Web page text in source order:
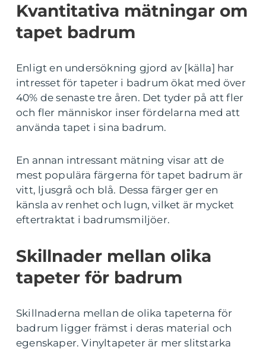
Kvantitativa mätningar om
tapet badrum
Enligt en undersökning gjord av [källa] har
intresset för tapeter i badrum ökat med över
40% de senaste tre åren. Det tyder på att fler
och fler människor inser fördelarna med att
använda tapet i sina badrum.
En annan intressant mätning visar att de
mest populära färgerna för tapet badrum är
vitt, ljusgrå och blå. Dessa färger ger en
känsla av renhet och lugn, vilket är mycket
eftertraktat i badrumsmiljöer.
Skillnader mellan olika
tapeter för badrum
Skillnaderna mellan de olika tapeterna för
badrum ligger främst i deras material och
egenskaper. Vinyltapeter är mer slitstarka